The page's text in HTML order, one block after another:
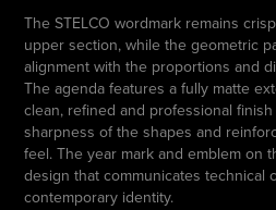
The STELCO wordmark remains
upper section, while the geometric
alignment with the proportions and
The agenda features a fully matte
clean, refined and professional
sharpness of the shapes and
feel. The year mark and emblem on
design that communicates technical
contemporary identity.